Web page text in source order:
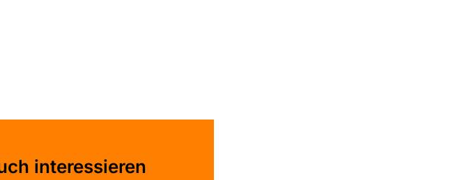
interessieren